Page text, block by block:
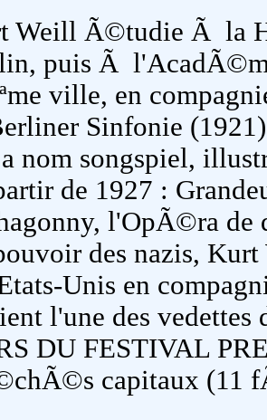
Weill Ã©tudie Ã la
puis Ã
ville, en
Sinfonie
nom songspiel,
de 1927 :
l'OpÃ©ra de
des nazis,
Unis en
l'une des
DU FESTIVAL
capitaux (11